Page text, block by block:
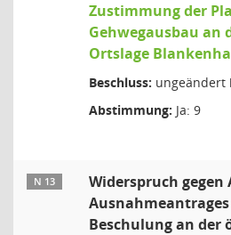
Zustimmung der
Gehwegausbau an
Ortslage
Beschluss: ungeändert
Abstimmung: Ja: 9
N 13
Widerspruch gegen
Beschulung an der